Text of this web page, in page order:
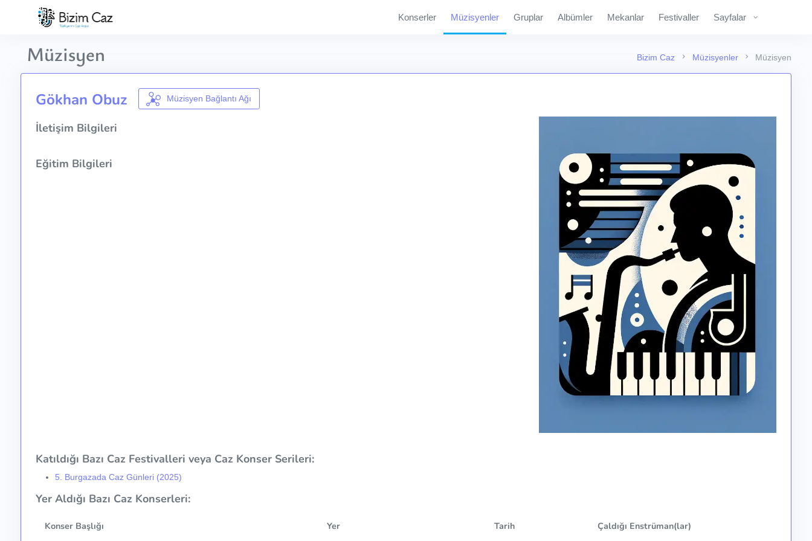
Konserler Müzisyenler Gruplar Albümler Mekanlar Festivaller Sayfalar
Bizim Caz Müzisyenler Müzisyen
Müzisyen
Gökhan Obuz Müzisyen Bağlantı Ağı
İletişim Bilgileri
Eğitim Bilgileri
Katıldığı Bazı Caz Festivalleri veya Caz Konser Serileri:
5. Burgazada Caz Günleri (2025)
Yer Aldığı Bazı Caz Konserleri:
Konser Başlığı Yer Tarih Çaldığı Enstrüman(lar)